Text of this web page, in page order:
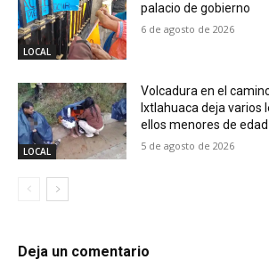
LOCAL
palacio de gobierno
6 de agosto de 2026
LOCAL
Volcadura en el
Ixtlahuaca deja varios
ellos menores de edad
5 de agosto de 2026
Deja un comentario